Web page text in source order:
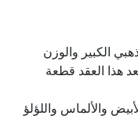
الكبير والوزن
من 5 قيراط، يعد هذا العقد قطعة
والألماس واللؤلؤ